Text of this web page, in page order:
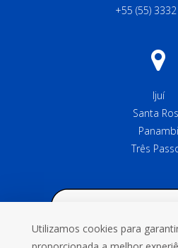
+55 (55)
Ijuí
Santa
Panambi
Três
Utilizamos cookies para